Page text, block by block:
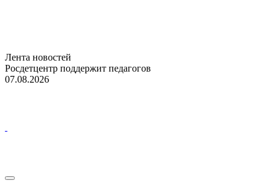
Лента новостей
Росдетцентр поддержит педагогов
07.08.2026